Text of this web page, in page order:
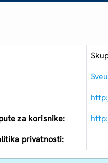
za korisnike:
privatnosti: